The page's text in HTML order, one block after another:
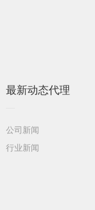
最新动态代理
公司新闻
行业新闻